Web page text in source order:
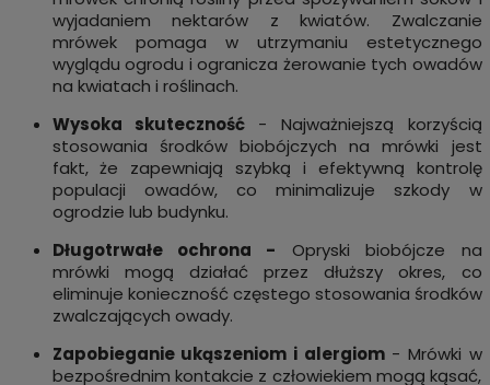
wyjadaniem nektarów z kwiatów. Zwalczanie
mrówek pomaga w utrzymaniu estetycznego
wyglądu ogrodu i ogranicza żerowanie tych owadów
na kwiatach i roślinach.
Wysoka skuteczność - Najważniejszą korzyścią
stosowania środków biobójczych na mrówki jest
fakt, że zapewniają szybką i efektywną kontrolę
populacji owadów, co minimalizuje szkody w
ogrodzie lub budynku.
Długotrwałe ochrona - Opryski biobójcze na
mrówki mogą działać przez dłuższy okres, co
eliminuje konieczność częstego stosowania środków
zwalczających owady.
Zapobieganie ukąszeniom i alergiom- Mrówki w
bezpośrednim kontakcie z człowiekiem mogą kąsać,